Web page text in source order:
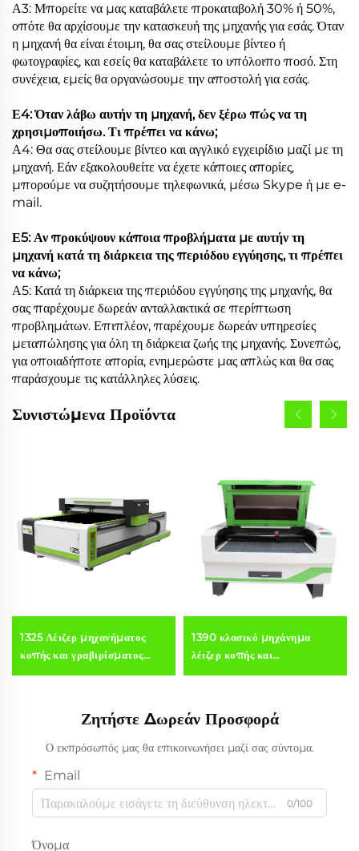
Α3: Μπορείτε να μας καταβάλετε προκαταβολή 30% ή 50%,
οπότε θα αρχίσουμε την κατασκευή της μηχανής για εσάς. Όταν
η μηχανή θα είναι έτοιμη, θα σας στείλουμε βίντεο ή
φωτογραφίες, και εσείς θα καταβάλετε το υπόλοιπο ποσό. Στη
συνέχεια, εμείς θα οργανώσουμε την αποστολή για εσάς.
Ε4: Όταν λάβω αυτήν τη μηχανή, δεν ξέρω πώς να τη
χρησιμοποιήσω. Τι πρέπει να κάνω;
Α4: Θα σας στείλουμε βίντεο και αγγλικό εγχειρίδιο μαζί με τη
μηχανή. Εάν εξακολουθείτε να έχετε κάποιες απορίες,
μπορούμε να συζητήσουμε τηλεφωνικά, μέσω Skype ή με e-
mail.
Ε5: Αν προκύψουν κάποια προβλήματα με αυτήν τη
μηχανή κατά τη διάρκεια της περιόδου εγγύησης, τι πρέπει
να κάνω;
Α5: Κατά τη διάρκεια της περιόδου εγγύησης της μηχανής, θα
σας παρέχουμε δωρεάν ανταλλακτικά σε περίπτωση
προβλημάτων. Επιπλέον, παρέχουμε δωρεάν υπηρεσίες
μεταπώλησης για όλη τη διάρκεια ζωής της μηχανής. Συνεπώς,
για οποιαδήποτε απορία, ενημερώστε μας απλώς και θα σας
παράσχουμε τις κατάλληλες λύσεις.
Συνιστώμενα Προϊόντα
1325 Λέιζερ μηχανήματος
κοπής και γραβιρίσματος
CO₂, λευκή και πράσινη
1390 κλασικό μηχάνημα
λέιζερ κοπής και
γραβιρίσματος CO₂ για
Ζητήστε Δωρεάν Προσφορά
Ο εκπρόσωπός μας θα επικοινωνήσει μαζί σας σύντομα.
Email
0/100
Όνομα